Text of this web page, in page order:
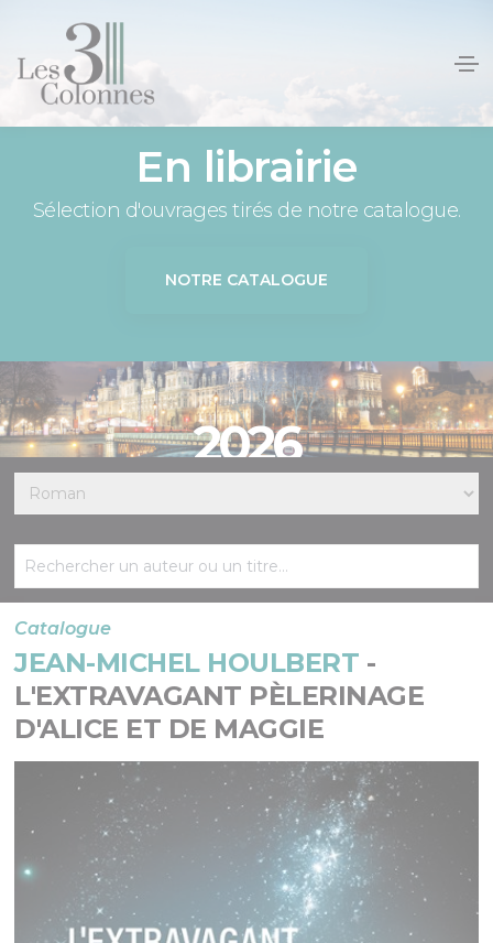
En librairie
Sélection d'ouvrages tirés de notre catalogue.
NOTRE CATALOGUE
2026
Catalogue
JEAN-MICHEL HOULBERT -
L'EXTRAVAGANT PÈLERINAGE
D'ALICE ET DE MAGGIE